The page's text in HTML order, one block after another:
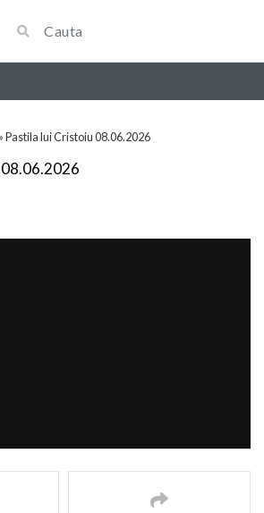
»Pastila lui Cristoiu 08.06.2026